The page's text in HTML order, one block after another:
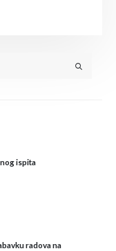
ispita
radova na